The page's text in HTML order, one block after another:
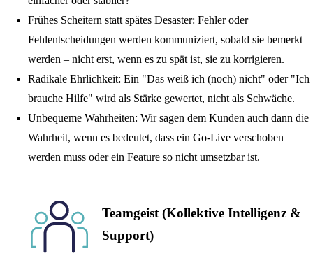
Frühes Scheitern statt spätes Desaster: Fehler oder
Fehlentscheidungen werden kommuniziert, sobald sie bemerkt
werden – nicht erst, wenn es zu spät ist, sie zu korrigieren.
Radikale Ehrlichkeit: Ein "Das weiß ich (noch) nicht" oder "Ich
brauche Hilfe" wird als Stärke gewertet, nicht als Schwäche.
Unbequeme Wahrheiten: Wir sagen dem Kunden auch dann die
Wahrheit, wenn es bedeutet, dass ein Go-Live verschoben
werden muss oder ein Feature so nicht umsetzbar ist.
Teamgeist (Kollektive Intelligenz &
Support)